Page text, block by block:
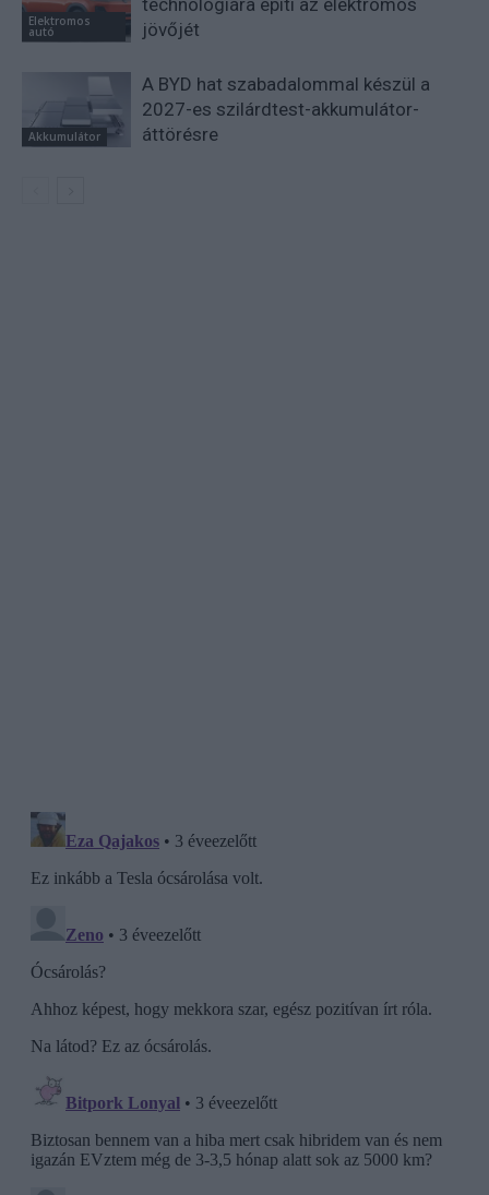
Elektromos
autó
jövőjét
Akkumulátor
A BYD hat szabadalommal készül a
2027-es szilárdtest-akkumulátor-
áttörésre